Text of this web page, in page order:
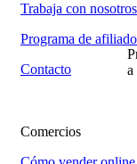
Trabaja con nosotros
Programa de
Contacto
Comercios
a